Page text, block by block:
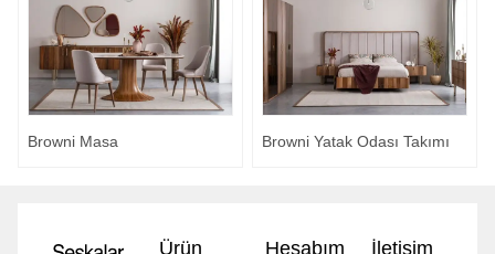
Browni Masa Browni Yatak Odası Takımı
Ürün
Hesabım İletişim